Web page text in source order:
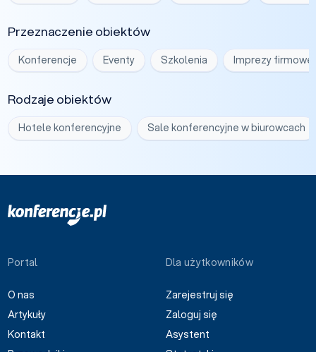
Przeznaczenie obiektów
Konferencje Eventy Szkolenia Imprezy firmowe
Rodzaje obiektów
Hotele konferencyjne Sale konferencyjne w biurowcach
Portal
O nas
Artykuły
Kontakt
Dla użytkowników
Zarejestruj się
Zaloguj się
Asystent